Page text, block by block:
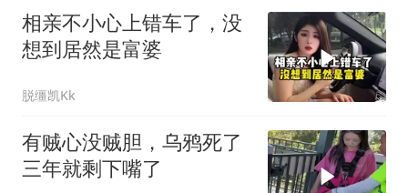
相亲不小心上错车了，没
想到居然是富婆
脱缰凯Kk
有贼心没贼胆，乌鸦死了
三年就剩下嘴了